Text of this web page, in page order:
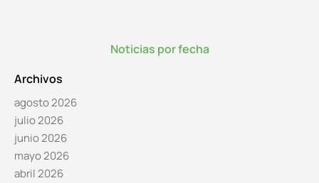
Noticias por fecha
Archivos
agosto 2026
julio 2026
junio 2026
mayo 2026
abril 2026